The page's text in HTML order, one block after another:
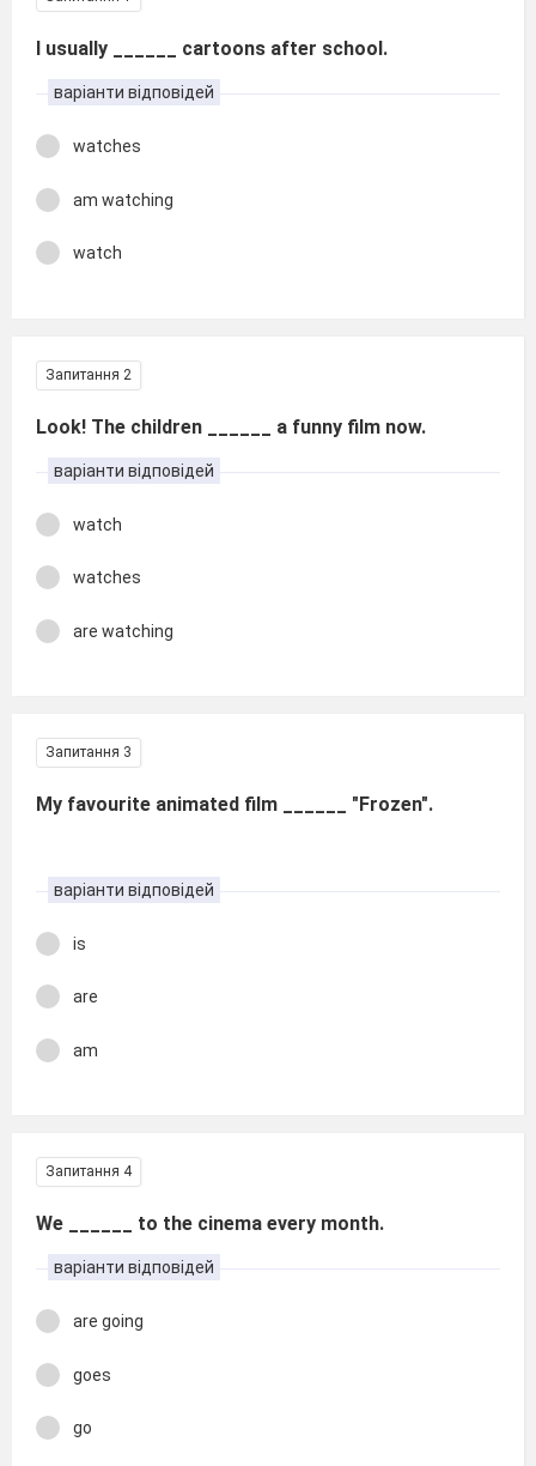
I usually ______ cartoons after school.
варіанти відповідей
watches
am watching
watch
Запитання 2
Look! The children ______ a funny film now.
варіанти відповідей
watch
watches
are watching
Запитання 3
My favourite animated film ______ "Frozen".
варіанти відповідей
is
are
am
Запитання 4
We ______ to the cinema every month.
варіанти відповідей
are going
goes
go